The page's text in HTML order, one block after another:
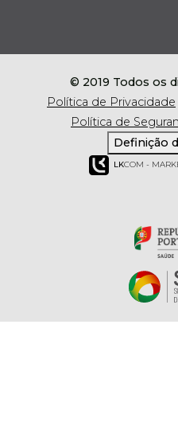
© 2019 Todos os
Política de Privacidade
Política de
Definição
LKCOM -